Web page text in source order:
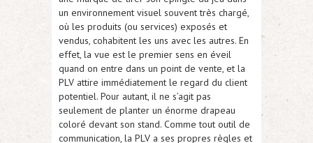
un environnement visuel souvent très chargé,
où les produits (ou services) exposés et
vendus, cohabitent les uns avec les autres. En
effet, la vue est le premier sens en éveil
quand on entre dans un point de vente, et la
PLV attire immédiatement le regard du client
potentiel. Pour autant, il ne s’agit pas
seulement de planter un énorme drapeau
coloré devant son stand. Comme tout outil de
communication, la PLV a ses propres règles et